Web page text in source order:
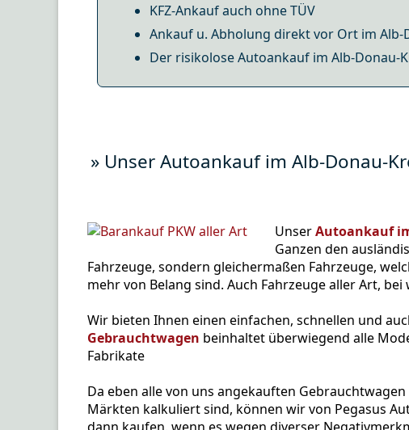
KFZ-Ankauf auch ohne TÜV
Ankauf u. Abholung direkt vor Ort im Alb-
Der risikolose Autoankauf im Alb-Donau-
» Unser Autoankauf im Alb-Donau-
UnserAutoankauf
Ganzen den
Fahrzeuge, sondern gleichermaßen Fahrzeuge,
mehr von Belang sind. Auch Fahrzeuge aller Art,
Wir bieten Ihnen einen einfachen, schnellen und
Gebrauchtwagen beinhaltet überwiegend alle
Fabrikate
Da eben alle von uns angekauften
Märkten kalkuliert sind, können wir von Pegasus